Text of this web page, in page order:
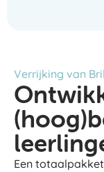
Verrijking van
Een